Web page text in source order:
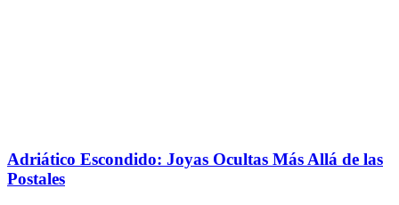
Adriático Escondido: Joyas Ocultas Más Allá de las
Postales